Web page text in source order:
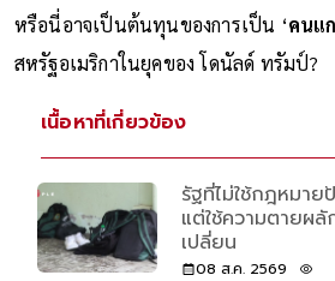
หรือนี่อาจเป็นต้นทุนของการเป็น ‘คนแ
สหรัฐอเมริกาในยุคของ โดนัลด์ ทรัมป์?
เนื้อหาที่เกี่ยวข้อง
รัฐที่ไม่ใช้กฎหมา
แต่ใช้ความตายผ
เปลี่ยน
08 ส.ค. 2569